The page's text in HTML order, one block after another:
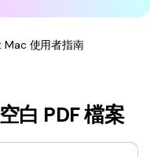
Mac 使用者指南
白 PDF 檔案